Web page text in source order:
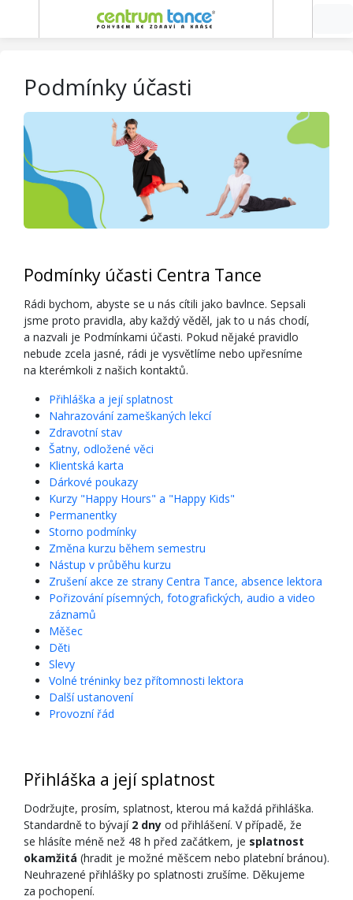
Podmínky účasti
Podmínky účasti Centra Tance
Rádi bychom, abyste se u nás cítili jako bavlnce. Sepsali
jsme proto pravidla, aby každý věděl, jak to u nás chodí,
a nazvali je Podmínkami účasti. Pokud nějaké pravidlo
nebude zcela jasné, rádi je vysvětlíme nebo upřesníme
na kterémkoli z našich kontaktů.
Přihláška a její splatnost
Nahrazování zameškaných lekcí
Zdravotní stav
Šatny, odložené věci
Klientská karta
Dárkové poukazy
Kurzy "Happy Hours" a "Happy Kids"
Permanentky
Storno podmínky
Změna kurzu během semestru
Nástup v průběhu kurzu
Zrušení akce ze strany Centra Tance, absence lektora
Pořizování písemných, fotografických, audio a video
záznamů
Měšec
Děti
Slevy
Volné tréninky bez přítomnosti lektora
Další ustanovení
Provozní řád
Přihláška a její splatnost
Dodržujte, prosím, splatnost, kterou má každá přihláška.
Standardně to bývají2 dny od přihlášení. V případě, že
se hlásíte méně než 48 h před začátkem, je splatnost
okamžitá (hradit je možné měšcem nebo platební bránou).
Neuhrazené přihlášky po splatnosti zrušíme. Děkujeme
za pochopení.